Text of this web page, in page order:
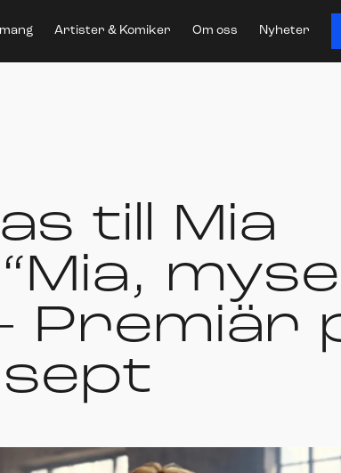
Artister & Komiker Om oss Nyheter
till Mia
Premiär